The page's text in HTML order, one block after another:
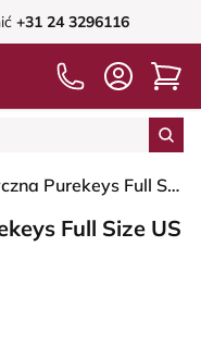
+31 24 3296116
Klawiatura Medyczna Purekeys Full Size US Biała
Full Size US